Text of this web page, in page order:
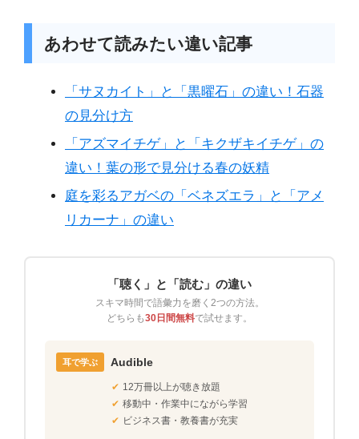
あわせて読みたい違い記事
「サヌカイト」と「黒曜石」の違い！石器
の見分け方
「アズマイチゲ」と「キクザキイチゲ」の
違い！葉の形で見分ける春の妖精
庭を彩るアガベの「ベネズエラ」と「アメ
リカーナ」の違い
「聴く」と「読む」の違い
スキマ時間で語彙力を磨く2つの方法。
どちらも30日間無料で試せます。
耳で学ぶ Audible
✔ 12万冊以上が聴き放題
✔ 移動中・作業中にながら学習
✔ ビジネス書・教養書が充実